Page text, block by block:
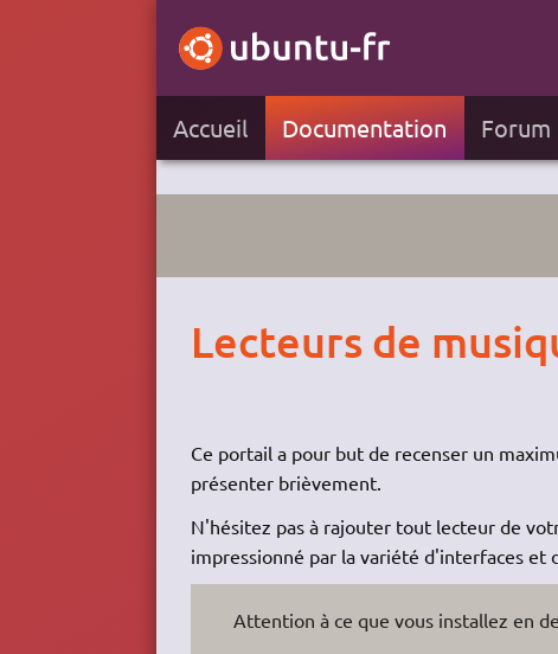
Accueil Documentation Forum
Lecteurs de
Ce portail a pour but de recenser un
présenter brièvement.
N'hésitez pas à rajouter tout lecteur de
impressionné par la variété d'interfaces et
Attention à ce que vous installez en